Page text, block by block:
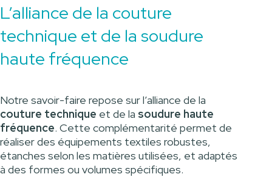
L’alliance de la couture
technique et de la soudure
haute fréquence
Notre savoir-faire repose sur l’alliance de la
couture technique et de la soudure haute
fréquence. Cette complémentarité permet de
réaliser des équipements textiles robustes,
étanches selon les matières utilisées, et adaptés
à des formes ou volumes spécifiques.